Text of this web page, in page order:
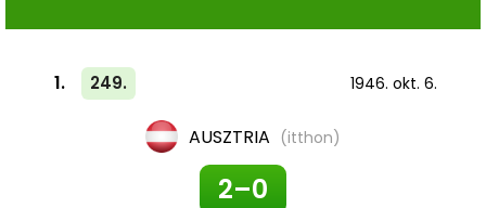
1. 249. 1946. okt. 6.
AUSZTRIA (itthon)
2–0